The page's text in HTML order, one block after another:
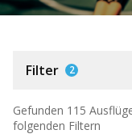
Filter 2
Gefunden 115
folgenden Filtern